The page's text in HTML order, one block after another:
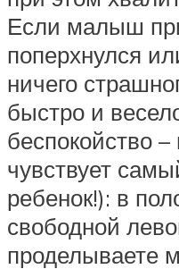
Если малыш
поперхнулся
ничего
быстро и
беспокойство
чувствует
ребенок!): в
свободной
проделываете